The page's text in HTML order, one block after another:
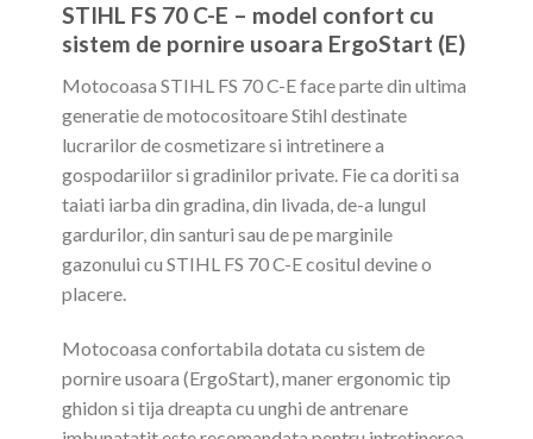
STIHL FS 70 C-E – model confort cu
sistem de pornire usoara ErgoStart (E)
Motocoasa STIHL FS 70 C-E face parte din ultima
generatie de motocositoare Stihl destinate
lucrarilor de cosmetizare si intretinere a
gospodariilor si gradinilor private. Fie ca doriti sa
taiati iarba din gradina, din livada, de-a lungul
gardurilor, din santuri sau de pe marginile
gazonului cu STIHL FS 70 C-E cositul devine o
placere.
Motocoasa confortabila dotata cu sistem de
pornire usoara (ErgoStart), maner ergonomic tip
ghidon si tija dreapta cu unghi de antrenare